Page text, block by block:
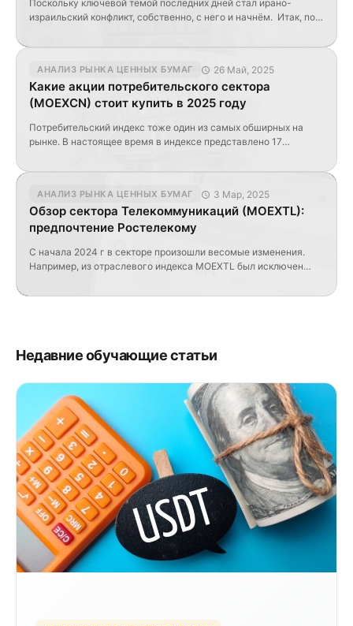
Поскольку ключевой темой последних дней стал ирано-
израильский конфликт, собственно, с него и начнём. Итак, по
США, в результате которого никто не пострадал. После этого
Трамп объявил о том, что всё […]
АНАЛИЗ РЫНКА ЦЕННЫХ БУМАГ 26 Май, 2025
Какие акции потребительского сектора
(MOEXCN) стоит купить в 2025 году
Потребительский индекс тоже один из самых обширных на
рынке. В настоящее время в индексе представлено 17
Евротранс, ВсеИнструменты.ру, Промомед, Делимобиль,
ОЗОН Фармацевтика. Что изменилось с 2024 года В нашем
предыдущем обзоре этого […]
АНАЛИЗ РЫНКА ЦЕННЫХ БУМАГ 3 Мар, 2025
Обзор сектора Телекоммуникаций (MOEXTL):
предпочтение Ростелекому
С начала 2024 г в секторе произошли весомые изменения.
Например, из отраслевого индекса MOEXTL был исключен
рассчитывается по акциям всего трёх компаний: МТС, МГТС
российских […]
Недавние обучающие статьи